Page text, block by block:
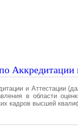
Аккредитации
и Аттестации
в области
кадров высшей